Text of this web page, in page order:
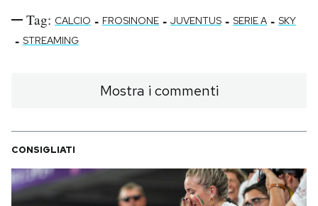
Tag: CALCIO - FROSINONE - JUVENTUS - SERIE A - SKY
- STREAMING
Mostra i commenti
CONSIGLIATI